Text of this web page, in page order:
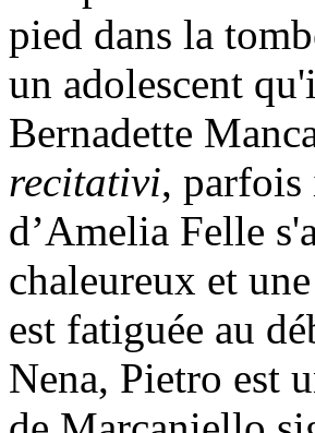
pied dans la
un adolescent
Bernadette
recitativi, parfois
d’Amelia Felle
chaleureux et
est fatiguée au
Nena, Pietro est